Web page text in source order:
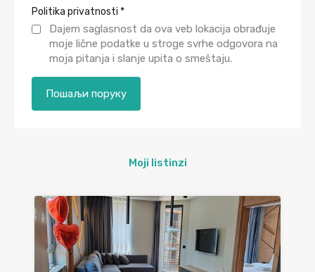
Politika privatnosti *
Dajem saglasnost da ova veb lokacija obrađuje
moje lične podatke u stroge svrhe odgovora na
moja pitanja i slanje upita o smeštaju.
Moji listinzi